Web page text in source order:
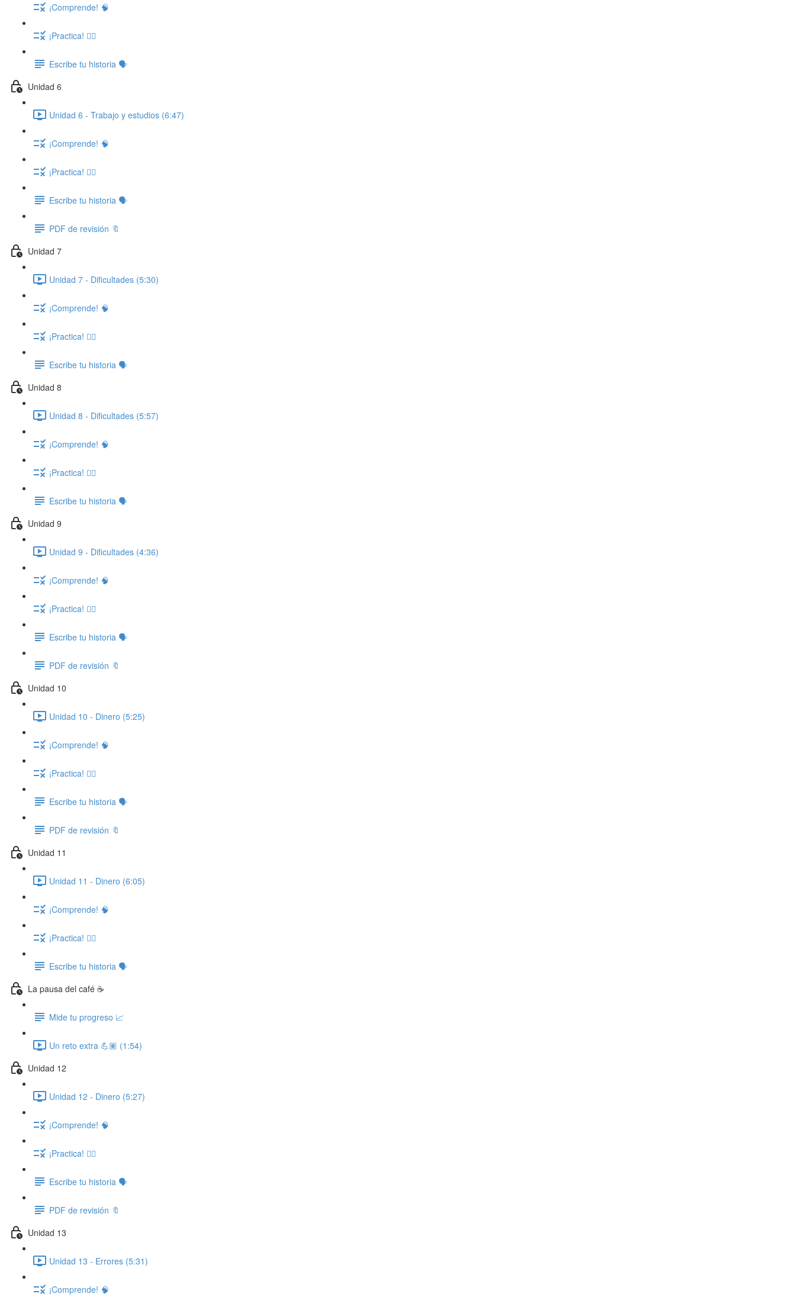
¡Comprende! 🧠
¡Practica! ✍🏽
Escribe tu historia 🗣️
Unidad 6
Unidad 6 - Trabajo y estudios (6:47)
¡Comprende! 🧠
¡Practica! ✍🏽
Escribe tu historia 🗣️
PDF de revisión 🔖
Unidad 7
Unidad 7 - Dificultades (5:30)
¡Comprende! 🧠
¡Practica! ✍🏽
Escribe tu historia 🗣️
Unidad 8
Unidad 8 - Dificultades (5:57)
¡Comprende! 🧠
¡Practica! ✍🏽
Escribe tu historia 🗣️
Unidad 9
Unidad 9 - Dificultades (4:36)
¡Comprende! 🧠
¡Practica! ✍🏽
Escribe tu historia 🗣️
PDF de revisión 🔖
Unidad 10
Unidad 10 - Dinero (5:25)
¡Comprende! 🧠
¡Practica! ✍🏽
Escribe tu historia 🗣️
PDF de revisión 🔖
Unidad 11
Unidad 11 - Dinero (6:05)
¡Comprende! 🧠
¡Practica! ✍🏽
Escribe tu historia 🗣️
La pausa del café ☕
Mide tu progreso 📈
Un reto extra 💪🏽 (1:54)
Unidad 12
Unidad 12 - Dinero (5:27)
¡Comprende! 🧠
¡Practica! ✍🏽
Escribe tu historia 🗣️
PDF de revisión 🔖
Unidad 13
Unidad 13 - Errores (5:31)
¡Comprende! 🧠